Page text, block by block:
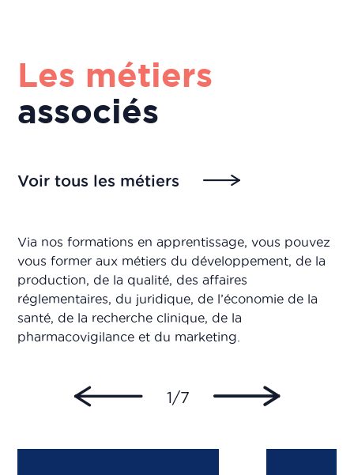
Les métiers
associés
Voir tous les métiers
Via nos formations en apprentissage, vous pouvez
vous former aux métiers du développement, de la
production, de la qualité, des affaires
réglementaires, du juridique, de l’économie de la
santé, de la recherche clinique, de la
pharmacovigilance et du marketing.
1/7